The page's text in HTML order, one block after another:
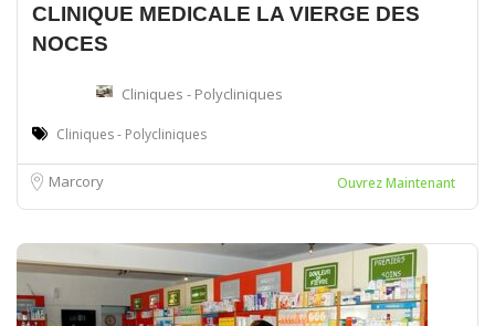
CLINIQUE MEDICALE LA VIERGE DES
NOCES
Cliniques - Polycliniques
Cliniques - Polycliniques
Marcory Ouvrez Maintenant